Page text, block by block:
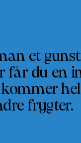
et
får du en
frygter.